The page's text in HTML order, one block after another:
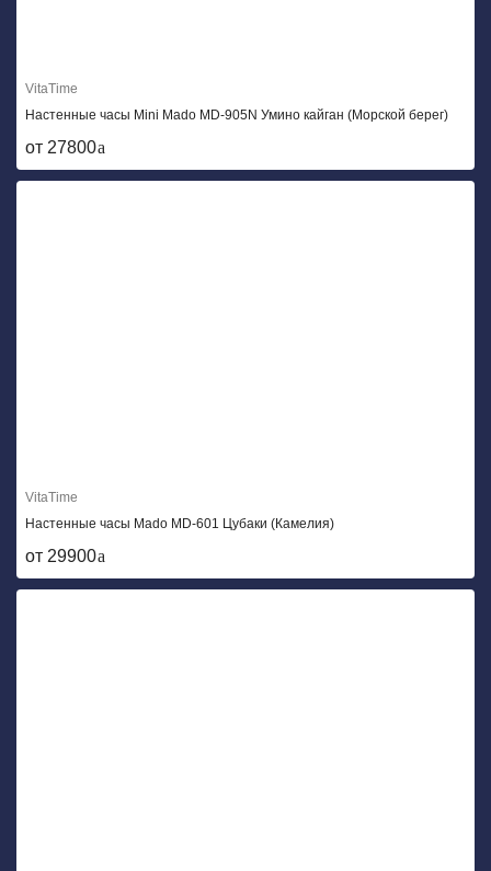
VitaTime
Настенные часы Mini Mado MD-905N Умино кайган (Морской берег)
от 27800
VitaTime
Настенные часы Mado MD-601 Цубаки (Камелия)
от 29900